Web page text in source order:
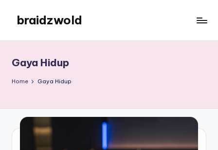
content
braidzwold
Gaya Hidup
Home Gaya Hidup